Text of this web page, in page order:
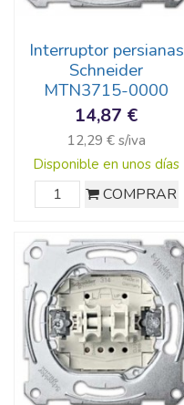
Interruptor persianas
Schneider
MTN3715-0000
14,87 €
12,29 € s/iva
Disponible en unos días
COMPRAR